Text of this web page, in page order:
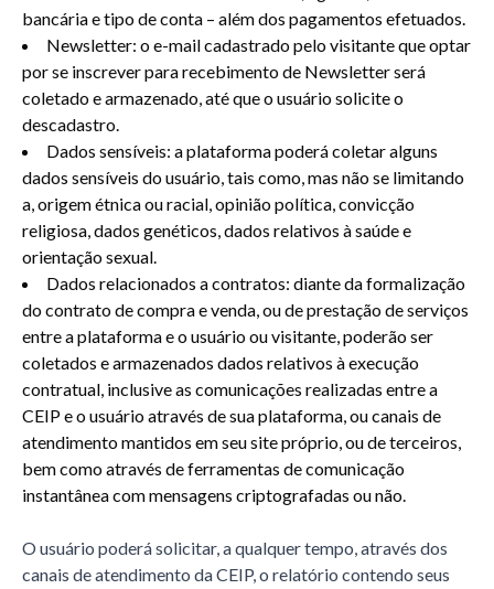
bancária e tipo de conta – além dos pagamentos efetuados.
Newsletter: o e-mail cadastrado pelo visitante que optar
por se inscrever para recebimento de Newsletter será
coletado e armazenado, até que o usuário solicite o
descadastro.
Dados sensíveis: a plataforma poderá coletar alguns
dados sensíveis do usuário, tais como, mas não se limitando
a, origem étnica ou racial, opinião política, convicção
religiosa, dados genéticos, dados relativos à saúde e
orientação sexual.
Dados relacionados a contratos: diante da formalização
do contrato de compra e venda, ou de prestação de serviços
entre a plataforma e o usuário ou visitante, poderão ser
coletados e armazenados dados relativos à execução
contratual, inclusive as comunicações realizadas entre a
CEIP e o usuário através de sua plataforma, ou canais de
atendimento mantidos em seu site próprio, ou de terceiros,
bem como através de ferramentas de comunicação
instantânea com mensagens criptografadas ou não.
O usuário poderá solicitar, a qualquer tempo, através dos
canais de atendimento da CEIP, o relatório contendo seus